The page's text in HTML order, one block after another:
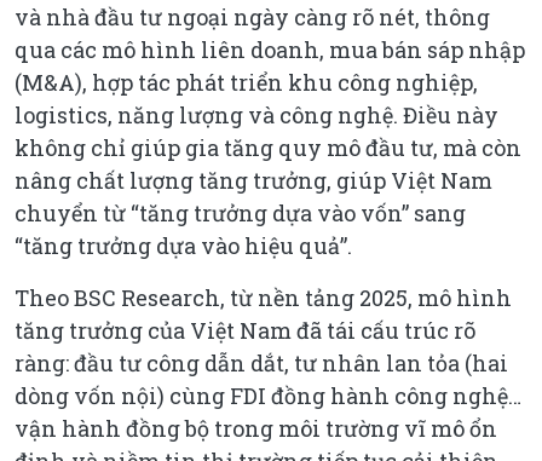
và nhà đầu tư ngoại ngày càng rõ nét, thông
qua các mô hình liên doanh, mua bán sáp nhập
(M&A), hợp tác phát triển khu công nghiệp,
logistics, năng lượng và công nghệ. Điều này
không chỉ giúp gia tăng quy mô đầu tư, mà còn
nâng chất lượng tăng trưởng, giúp Việt Nam
chuyển từ “tăng trưởng dựa vào vốn” sang
“tăng trưởng dựa vào hiệu quả”.
Theo BSC Research, từ nền tảng 2025, mô hình
tăng trưởng của Việt Nam đã tái cấu trúc rõ
ràng: đầu tư công dẫn dắt, tư nhân lan tỏa (hai
dòng vốn nội) cùng FDI đồng hành công nghệ…
vận hành đồng bộ trong môi trường vĩ mô ổn